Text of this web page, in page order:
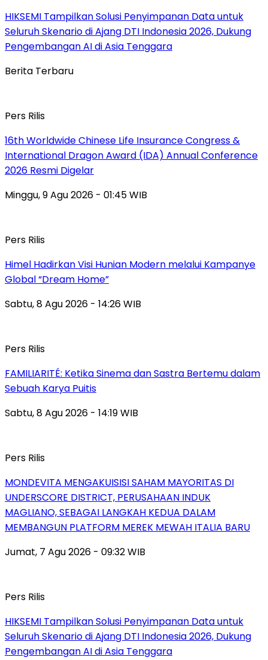
HIKSEMI Tampilkan Solusi Penyimpanan Data untuk
Seluruh Skenario di Ajang DTI Indonesia 2026, Dukung
Pengembangan AI di Asia Tenggara
Berita Terbaru
Pers Rilis
16th Worldwide Chinese Life Insurance Congress &
International Dragon Award (IDA) Annual Conference
2026 Resmi Digelar
Minggu, 9 Agu 2026 - 01:45 WIB
Pers Rilis
Himel Hadirkan Visi Hunian Modern melalui Kampanye
Global “Dream Home”
Sabtu, 8 Agu 2026 - 14:26 WIB
Pers Rilis
FAMILIARITÉ: Ketika Sinema dan Sastra Bertemu dalam
Sebuah Karya Puitis
Sabtu, 8 Agu 2026 - 14:19 WIB
Pers Rilis
MONDEVITA MENGAKUISISI SAHAM MAYORITAS DI
UNDERSCORE DISTRICT, PERUSAHAAN INDUK
MAGLIANO, SEBAGAI LANGKAH KEDUA DALAM
MEMBANGUN PLATFORM MEREK MEWAH ITALIA BARU
Jumat, 7 Agu 2026 - 09:32 WIB
Pers Rilis
HIKSEMI Tampilkan Solusi Penyimpanan Data untuk
Seluruh Skenario di Ajang DTI Indonesia 2026, Dukung
Pengembangan AI di Asia Tenggara